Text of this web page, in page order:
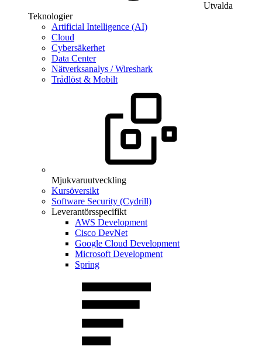
Utvalda
Teknologier
Artificial Intelligence (AI)
Cloud
Cybersäkerhet
Data Center
Nätverksanalys / Wireshark
Trådlöst & Mobilt
Mjukvaruutveckling
Kursöversikt
Software Security (Cydrill)
Leverantörsspecifikt
AWS Development
Cisco DevNet
Google Cloud Development
Microsoft Development
Spring